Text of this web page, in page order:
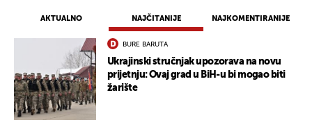
AKTUALNO NAJČITANIJE NAJKOMENTIRANIJE
BURE BARUTA
Ukrajinski stručnjak upozorava na novu
prijetnju: Ovaj grad u BiH-u bi mogao biti
žarište
UKLJUČITE NOTIFIKACIJE